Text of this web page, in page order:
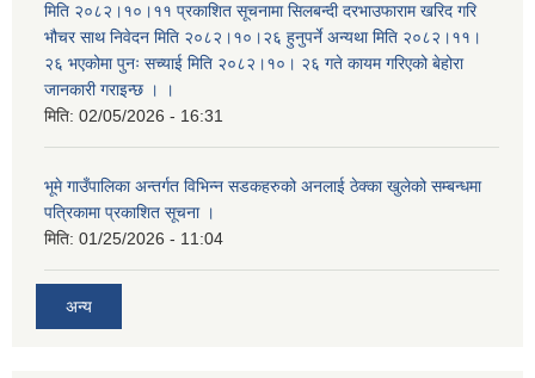
मिति २०८२।१०।११ प्रकाशित सूचनामा सिलबन्दी दरभाउफाराम खरिद गरि
भौचर साथ निवेदन मिति २०८२।१०।२६ हुनुपर्ने अन्यथा मिति २०८२।११।
२६ भएकोमा पुनः सच्याई मिति २०८२।१०। २६ गते कायम गरिएको बेहोरा
जानकारी गराइन्छ । ।
मिति: 02/05/2026 - 16:31
भूमे गाउँपालिका अन्तर्गत विभिन्न सडकहरुको अनलाई ठेक्का खुलेको सम्बन्धमा
पत्रिकामा प्रकाशित सूचना ।
मिति: 01/25/2026 - 11:04
अन्य